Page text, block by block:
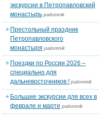
экскурсии в Петропавловский
монастырь palomnik
Престольный праздник
Петропавловского
монастыря palomnik
Поездки по России 2026 –
специально для
дальневосточников ! palomnik
Большие экскурсии для всех в
феврале и марте palomnik